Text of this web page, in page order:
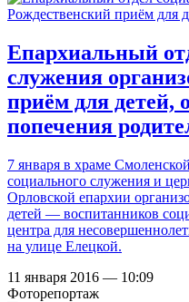
Епархиальный
служения
приём для детей,
попечения
7 января в храме
социального служения и
Орловской епархии
детей — воспитанников
центра для
на улице Елецкой.
11 января 2016 — 10:09
Фоторепортаж